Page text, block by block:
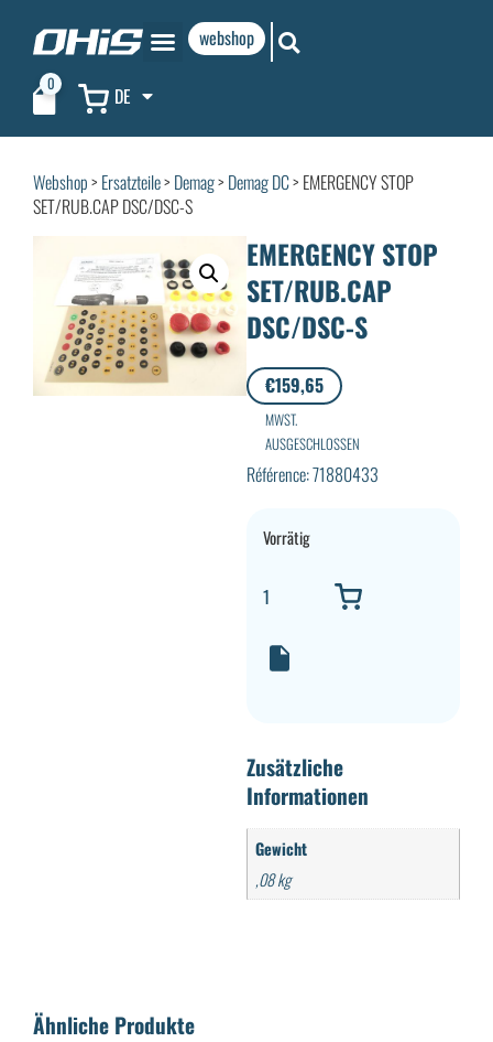
webshop
0 DE
Webshop> Ersatzteile> Demag> Demag DC> EMERGENCY STOP
SET/RUB.CAP DSC/DSC-S
EMERGENCY STOP
SET/RUB.CAP
DSC/DSC-S
€159,65
MWST.
AUSGESCHLOSSEN
Référence: 71880433
Vorrätig
Zusätzliche
Informationen
Gewicht
,08 kg
Ähnliche Produkte